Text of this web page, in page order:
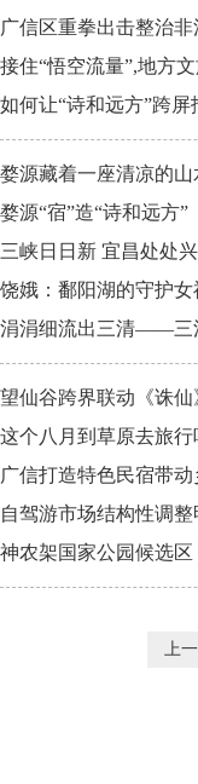
广信区重拳出击整治非
接住“悟空流量”,地方
如何让“诗和远方”跨
婺源藏着一座清凉的山
婺源“宿”造“诗和远方”
三峡日日新 宜昌处处兴
饶娥：鄱阳湖的守护女
涓涓细流出三清——三
望仙谷跨界联动《诛
这个八月到草原去旅行
广信打造特色民宿带
自驾游市场结构性调整
神农架国家公园候选
上